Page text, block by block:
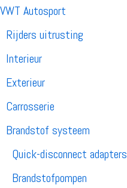
VWT Autosport
Rijders uitrusting
Interieur
Exterieur
Carrosserie
Brandstof systeem
Quick-disconnect adapters
Brandstofpompen